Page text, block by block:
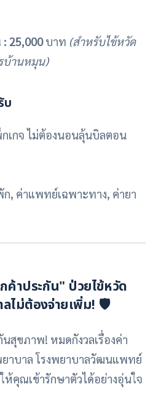
: 25,000บาท (สำหรับไข้หวัด
บ้านหมุน)
บ
เกจ ไม่ต้องนอนลุ้นบิลตอน
, ค่าแพทย์เฉพาะทาง, ค่ายา
าประกัน" ป่วยไข้หวัด
ไม่ต้องจ่ายเพิ่ม! 🛡️
สุขภาพ! หมดกังวลเรื่องค่า
ยาบาล โรงพยาบาลวัฒนแพทย์
ห้คุณเข้ารักษาตัวได้อย่างอุ่นใจ